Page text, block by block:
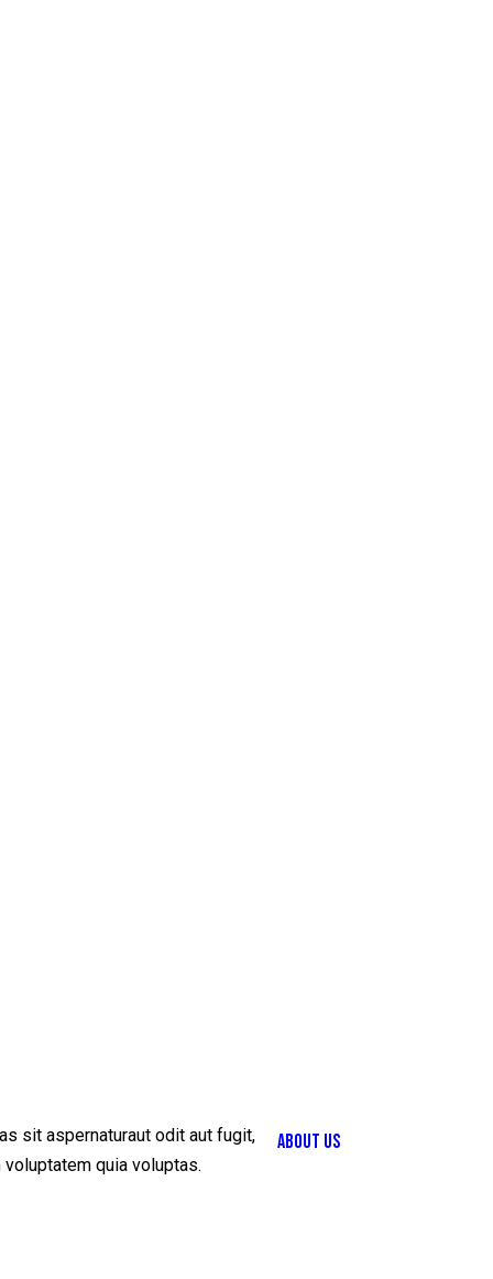
sit aspernaturaut odit aut fugit,
quia voluptas.
ABOUT US